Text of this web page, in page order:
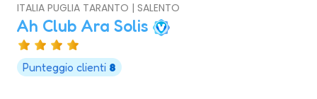
ITALIA PUGLIA TARANTO | SALENTO
Ah Club Ara Solis
Punteggio clienti 8